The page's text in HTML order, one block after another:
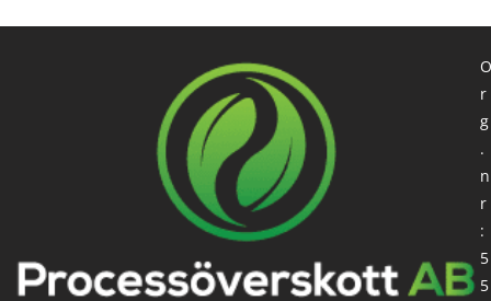
O
r
g
.
n
r
:
5
5